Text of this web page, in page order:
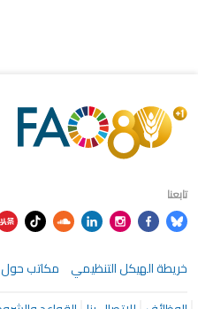
تابعنا
خريطة الهيكل التنظيمي مكاتب حول